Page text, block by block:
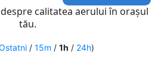
calitatea aerului în orașul
tău.
/ 15m / 1h / 24h)